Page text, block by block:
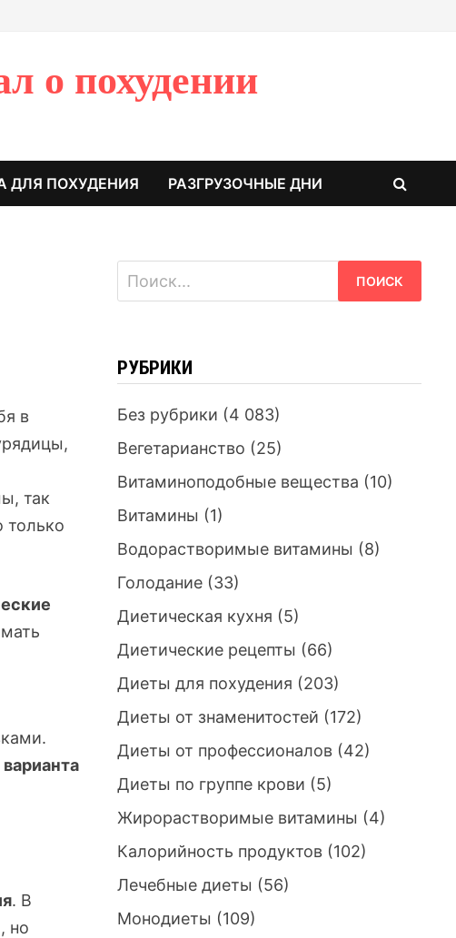
о похудении
ДЛЯ ПОХУДЕНИЯ РАЗГРУЗОЧНЫЕ ДНИ
в
так
только
варианта
. В
но
Найти:
РУБРИКИ
Без рубрики (4 083)
Вегетарианство (25)
Витаминоподобные вещества (10)
Витамины (1)
Водорастворимые витамины (8)
Голодание(33)
Диетическая кухня (5)
Диетические рецепты (66)
Диеты для похудения (203)
Диеты от знаменитостей (172)
Диеты от профессионалов(42)
Диеты по группе крови (5)
Жирорастворимые витамины (4)
Калорийность продуктов(102)
Лечебные диеты (56)
Монодиеты (109)